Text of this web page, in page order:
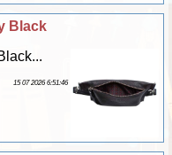
Black
15 07 2026 6:51:46